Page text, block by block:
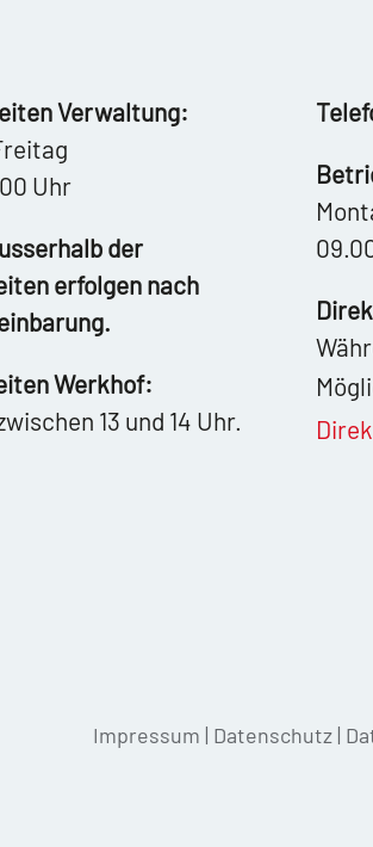
Verwaltung:
Uhr
der
erfolgen nach
Werkhof:
13 und 14 Uhr.
Impressum | Datenschutz |